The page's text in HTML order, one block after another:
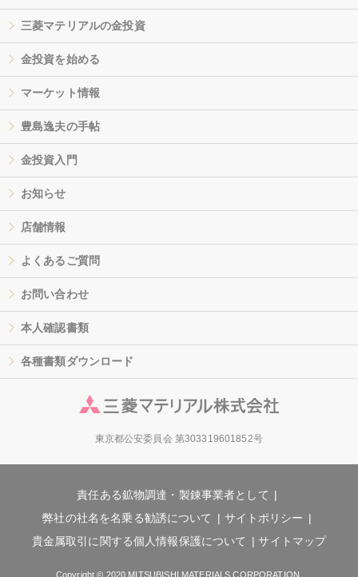
三菱マテリアルの金投資
金投資を始める
マーケット情報
豊島逸夫の手帖
金投資入門
お知らせ
店舗情報
よくあるご質問
お問い合わせ
本人確認書類
各種書類ダウンロード
東京都公安委員会 第303319601852号
責任ある鉱物調達・製錬事業者として
弊社の社名を名乗る勧誘について
サイトポリシー
貴金属取引に関する個人情報保護について
サイトマップ
Copyright © 2020 MITSUBISHI MATERIALS CORPORATION.